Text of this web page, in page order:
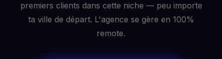
premiers clients dans cette niche — peu importe
ta ville de départ. L'agence se gère en 100%
remote.